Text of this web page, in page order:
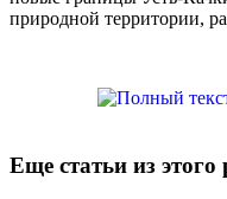
природной территории,
Еще статьи из этого